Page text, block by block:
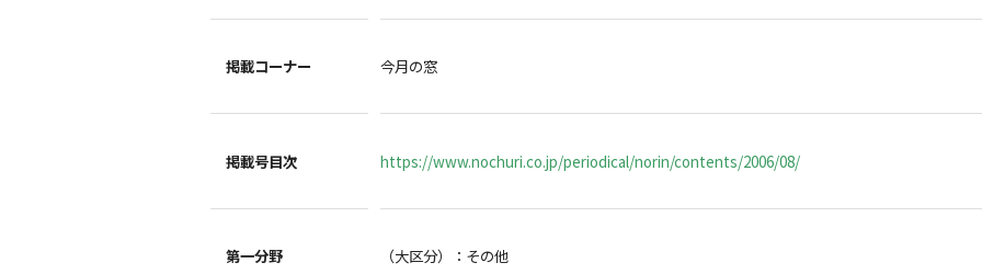
掲載コーナー 今月の窓
掲載号目次 https://www.nochuri.co.jp/periodical/norin/contents/2006/08/
第一分野 （大区分）：その他